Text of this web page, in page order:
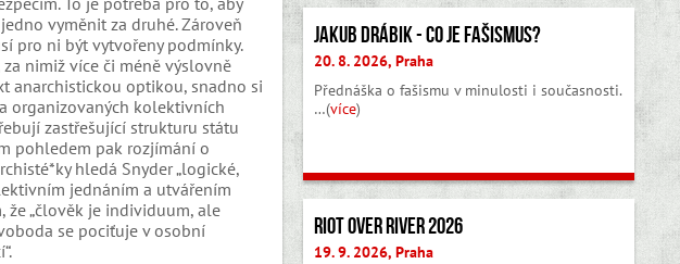
vyměnit za druhé. Zároveň
pro ni být vytvořeny podmínky.
nimiž více či méně výslovně
anarchistickou optikou, snadno si
organizovaných kolektivních
zastřešující strukturu státu
pohledem pak rozjímání o
hledá Snyder „logické,
jednáním a utvářením
že „člověk je individuum, ale
se pociťuje v osobní
Jakub Drábik - Co je fašismus?
20. 8. 2026, Praha
Přednáška o fašismu v minulosti i současnosti.
…(více)
Riot Over River 2026
19. 9. 2026, Praha